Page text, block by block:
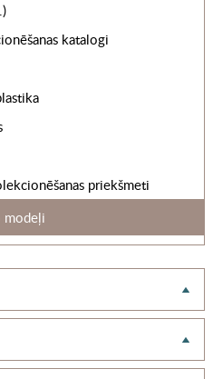
katalogi
priekšmeti
modeļi